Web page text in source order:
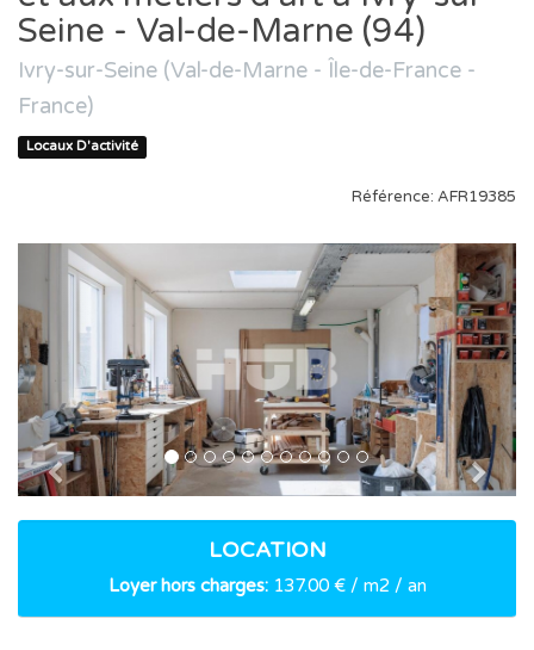
Seine - Val-de-Marne (94)
Ivry-sur-Seine (Val-de-Marne - Île-de-France -
France)
Locaux D'activité
Référence: AFR19385
Previous
LOCATION
Loyer hors charges:137.00 € / m2 / an